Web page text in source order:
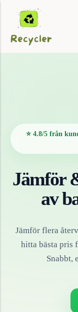
⭐ 4.8/5 från
Jämför
av
Jämför flera
hitta bästa pris
Snabbt,